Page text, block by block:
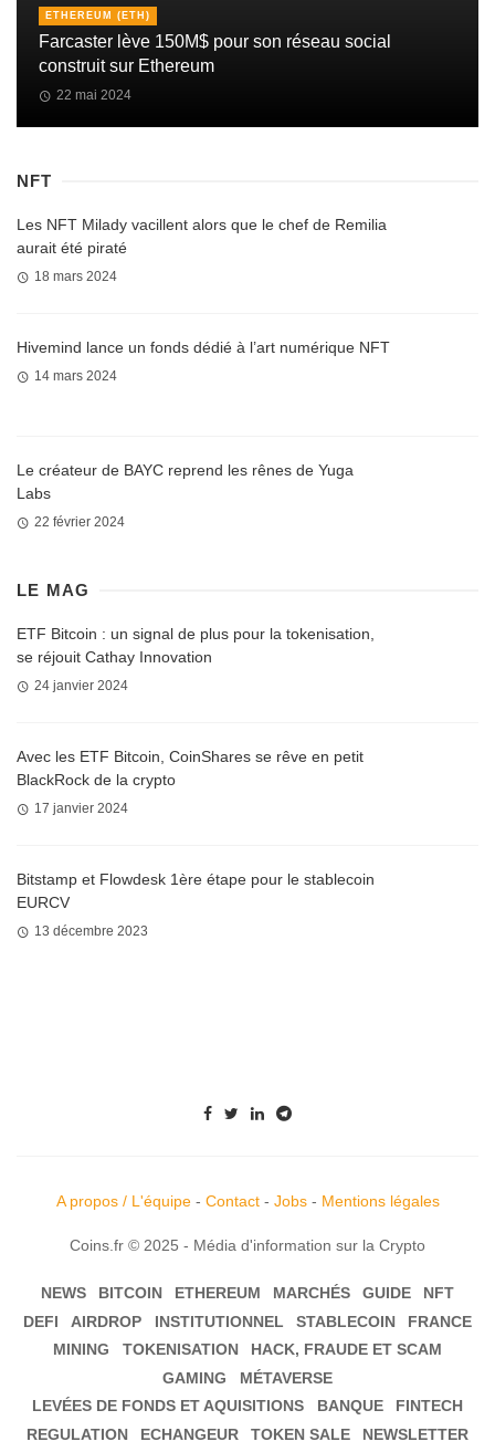
ETHEREUM (ETH)
Farcaster lève 150M$ pour son réseau social
construit sur Ethereum
22 mai 2024
NFT
Les NFT Milady vacillent alors que le chef de Remilia
aurait été piraté
18 mars 2024
Hivemind lance un fonds dédié à l’art numérique NFT
14 mars 2024
Le créateur de BAYC reprend les rênes de Yuga
Labs
22 février 2024
LE MAG
ETF Bitcoin : un signal de plus pour la tokenisation,
se réjouit Cathay Innovation
24 janvier 2024
Avec les ETF Bitcoin, CoinShares se rêve en petit
BlackRock de la crypto
17 janvier 2024
Bitstamp et Flowdesk 1ère étape pour le stablecoin
EURCV
13 décembre 2023
A propos / L'équipe- Contact- Jobs- Mentions légales
Coins.fr © 2025 - Média d'information sur la Crypto
NEWS BITCOIN ETHEREUM MARCHÉS GUIDE
NFT
DEFI
AIRDROP INSTITUTIONNEL STABLECOIN
FRANCE
MINING
TOKENISATION
HACK, FRAUDE ET SCAM
GAMING
MÉTAVERSE
LEVÉES DE FONDS ET AQUISITIONS
BANQUE
FINTECH
REGULATION
ECHANGEUR TOKEN SALE NEWSLETTER